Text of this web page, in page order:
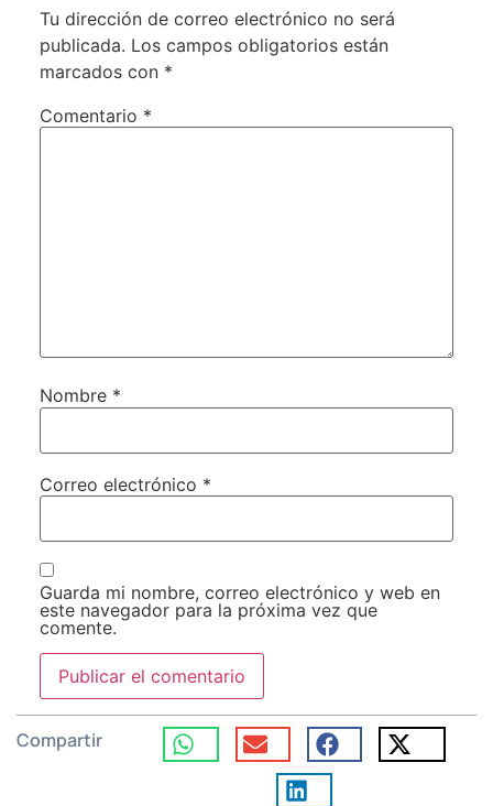
Tu dirección de correo electrónico no será
publicada. Los campos obligatorios están
marcados con *
Comentario *
Nombre *
Correo electrónico *
Guarda mi nombre, correo electrónico y web en
este navegador para la próxima vez que
comente.
Compartir